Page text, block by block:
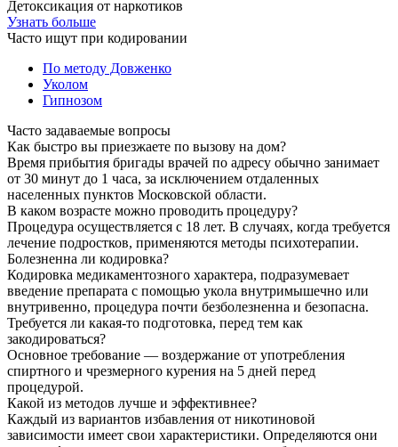
Детоксикация от наркотиков
Узнать больше
Часто ищут при кодировании
По методу Довженко
Уколом
Гипнозом
Часто задаваемые вопросы
Как быстро вы приезжаете по вызову на дом?
Время прибытия бригады врачей по адресу обычно занимает
от 30 минут до 1 часа, за исключением отдаленных
населенных пунктов Московской области.
В каком возрасте можно проводить процедуру?
Процедура осуществляется с 18 лет. В случаях, когда требуется
лечение подростков, применяются методы психотерапии.
Болезненна ли кодировка?
Кодировка медикаментозного характера, подразумевает
введение препарата с помощью укола внутримышечно или
внутривенно, процедура почти безболезненна и безопасна.
Требуется ли какая-то подготовка, перед тем как
закодироваться?
Основное требование — воздержание от употребления
спиртного и чрезмерного курения на 5 дней перед
процедурой.
Какой из методов лучше и эффективнее?
Каждый из вариантов избавления от никотиновой
зависимости имеет свои характеристики. Определяются они